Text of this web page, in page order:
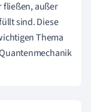
fließen, außer
sind. Diese
Thema